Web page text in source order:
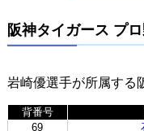
阪神タイガース プ
岩崎優選手が所属する
背番号
69